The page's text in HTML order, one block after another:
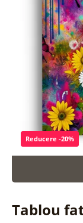
Tablou
Reducere -20%